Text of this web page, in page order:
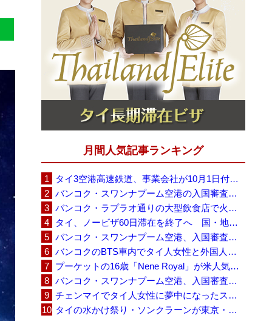
月間人気記事ランキング
タイ3空港高速鉄道、事業会社が10月1日付の契約終了を通知 「現時点での撤退決定ではない」
バンコク・スワンナプーム空港の入国審査に長蛇の列、SNSで「3～4時間待ち」との投稿が拡散
バンコク・ラプラオ通りの大型飲食店で火災、27人死亡・多数負傷
タイ、ノービザ60日滞在を終了へ 国・地域別に30日・15日へ再編
バンコク・スワンナプーム空港、入国審査で2～3時間待ちの時間帯も 審査厳格化と人員不足が影響か
バンコクのBTS車内でタイ人女性と外国人学生グループが口論、騒音めぐる動画が拡散
プーケットの16歳「Nene Royal」が米人気番組で圧巻の演奏、審査員4人全員が「Yes」
バンコク・スワンナプーム空港、入国審査の自動化ゲート拡充へ 2026年9月に第2段階
チェンマイでタイ人女性に夢中になったスウェーデン人男性、全財産を失い捨てられる
タイの水かけ祭り・ソンクラーンが東京・豊洲に、「BUBBLE SONGKRAN FESTIVAL 2026」8月1日から5日間